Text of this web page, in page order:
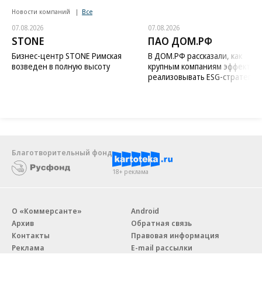
Новости компаний Все
07.08.2026
STONE
Бизнес-центр STONE Римская
возведен в полную высоту
07.08.2026
ПАО ДОМ.РФ
В ДОМ.РФ рассказали, как
крупным компаниям
реализовывать ESG-стратегию
Благотворительный фонд
18+ реклама
О «Коммерсанте»
Архив
Контакты
Реклама
Android
Обратная связь
Правовая информация
E-mail рассылки